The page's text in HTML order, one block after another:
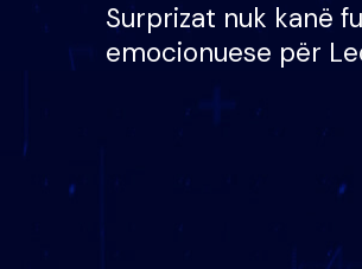
Surprizat nuk kanë
emocionuese për